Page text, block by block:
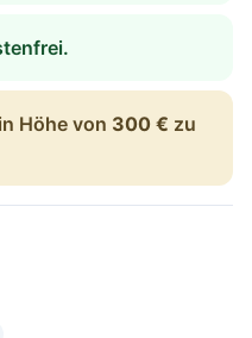
Höhe von 300 € zu